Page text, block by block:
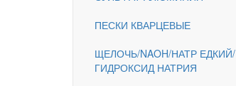
ПЕСКИ КВАРЦЕВЫЕ
ЩЕЛОЧЬ/NAOH/НАТР ЕДКИЙ/
ГИДРОКСИД НАТРИЯ